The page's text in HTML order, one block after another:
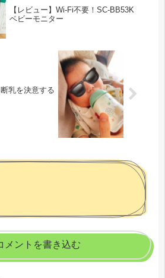
【レビュー】Wi-Fi不要！SC-BB53K
ベビーモニター
乳を決意する
メントを書き込む